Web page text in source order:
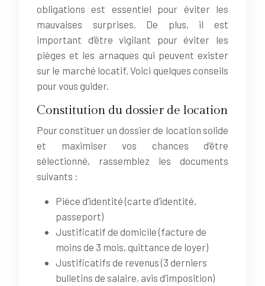
obligations est essentiel pour éviter les
mauvaises surprises. De plus, il est
important d’être vigilant pour éviter les
pièges et les arnaques qui peuvent exister
sur le marché locatif. Voici quelques conseils
pour vous guider.
Constitution du dossier de location
Pour constituer un dossier de location solide
et maximiser vos chances d’être
sélectionné, rassemblez les documents
suivants :
Pièce d’identité (carte d’identité,
passeport)
Justificatif de domicile (facture de
moins de 3 mois, quittance de loyer)
Justificatifs de revenus (3 derniers
bulletins de salaire, avis d’imposition)